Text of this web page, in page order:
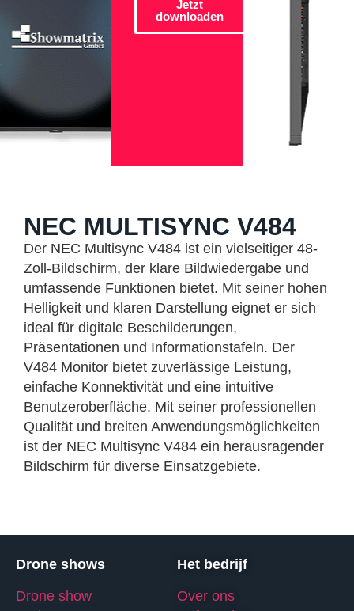
Jetzt
downloaden
NEC MULTISYNC V484
Der NEC Multisync V484 ist ein vielseitiger 48-
Zoll-Bildschirm, der klare Bildwiedergabe und
umfassende Funktionen bietet. Mit seiner hohen
Helligkeit und klaren Darstellung eignet er sich
ideal für digitale Beschilderungen,
Präsentationen und Informationstafeln. Der
V484 Monitor bietet zuverlässige Leistung,
einfache Konnektivität und eine intuitive
Benutzeroberfläche. Mit seiner professionellen
Qualität und breiten Anwendungsmöglichkeiten
ist der NEC Multisync V484 ein herausragender
Bildschirm für diverse Einsatzgebiete.
Drone shows
Drone show
Het bedrijf
Over ons